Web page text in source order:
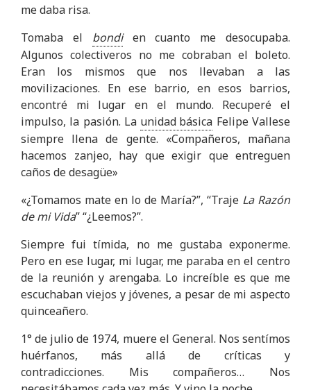
me daba risa.
Tomaba el bondien cuanto me desocupaba.
Algunos colectiveros no me cobraban el boleto.
Eran los mismos que nos llevaban a las
movilizaciones. En ese barrio, en esos barrios,
encontré mi lugar en el mundo. Recuperé el
impulso, la pasión. La unidad básica Felipe Vallese
siempre llena de gente. «Compañeros, mañana
hacemos zanjeo, hay que exigir que entreguen
caños de desagüe»
«¿Tomamos mate en lo de María?”, “Traje La Razón
de mi Vida” “¿Leemos?”.
Siempre fui tímida, no me gustaba exponerme.
Pero en ese lugar, mi lugar, me paraba en el centro
de la reunión y arengaba. Lo increíble es que me
escuchaban viejos y jóvenes, a pesar de mi aspecto
quinceañero.
1° de julio de 1974, muere el General. Nos sentímos
huérfanos, más allá de críticas y
contradicciones. Mis compañeros… Nos